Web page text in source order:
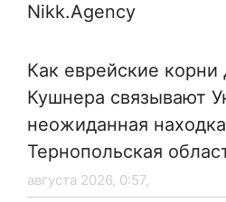
Nikk.Agency
Как еврейские
Кушнера связывают
неожиданная
Тернопольская
августа 2026, 0:57,